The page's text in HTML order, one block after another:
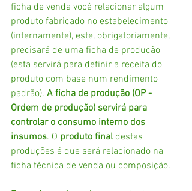
ficha de venda você relacionar algum
produto fabricado no estabelecimento
(internamente), este, obrigatoriamente,
precisará de uma ficha de produção
(esta servirá para definir a receita do
produto com base num rendimento
padrão). A ficha de produção (OP -
Ordem de produção) servirá para
controlar o consumo interno dos
insumos. O produto final destas
produções é que será relacionado na
ficha técnica de venda ou composição.